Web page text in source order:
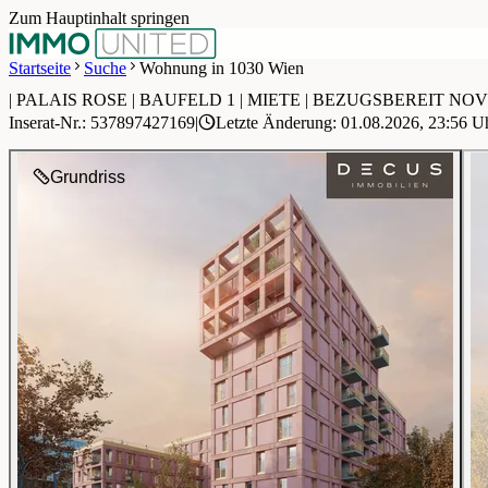
Zum Hauptinhalt springen
Startseite
Suche Wohnung in 1030 Wien
1 / 5
Grundriss
| PALAIS ROSE | BAUFELD 1 | MIETE | BEZUGSBEREIT
Inserat-Nr.: 537897427169| Letzte Änderung: 01.08.2026, 23:56